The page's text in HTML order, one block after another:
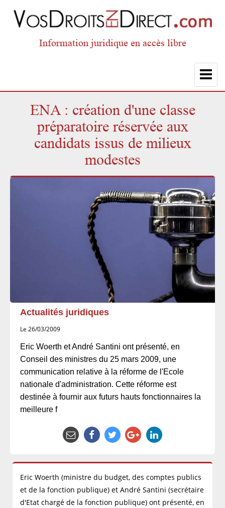
Information juridique en accès libre
Toggle
ENA : création d'une classe
préparatoire réservée aux
candidats issus de milieux
modestes
Actualités juridiques
Le 26/03/2009
Eric Woerth et André Santini ont présenté, en
Conseil des ministres du 25 mars 2009, une
communication relative à la réforme de l'Ecole
nationale d'administration. Cette réforme est
destinée à fournir aux futurs hauts fonctionnaires la
meilleure f
Eric Woerth (ministre du budget, des comptes publics
et de la fonction publique) et André Santini (secrétaire
d'Etat chargé de la fonction publique) ont présenté, en